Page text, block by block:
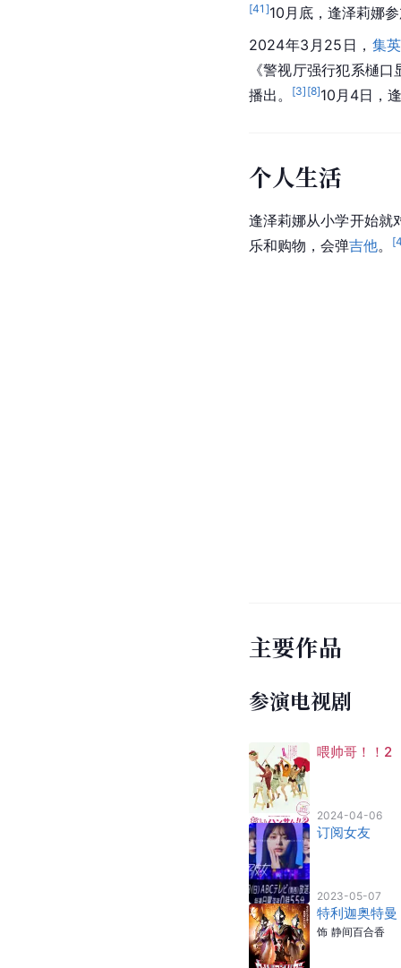
[41 ]10月底，逢泽莉娜
2024年3月25日， 集
《警视厅强行犯系樋
播出。
[3] [8]10月4日，
个人生活
逢泽莉娜从小学开始就
乐和购物，会弹吉他。 [
主要作品
参演电视剧
喂帅哥！！2
2024-04-06
订阅女友
2023-05-07
特利迦奥特曼
饰 静间百合香